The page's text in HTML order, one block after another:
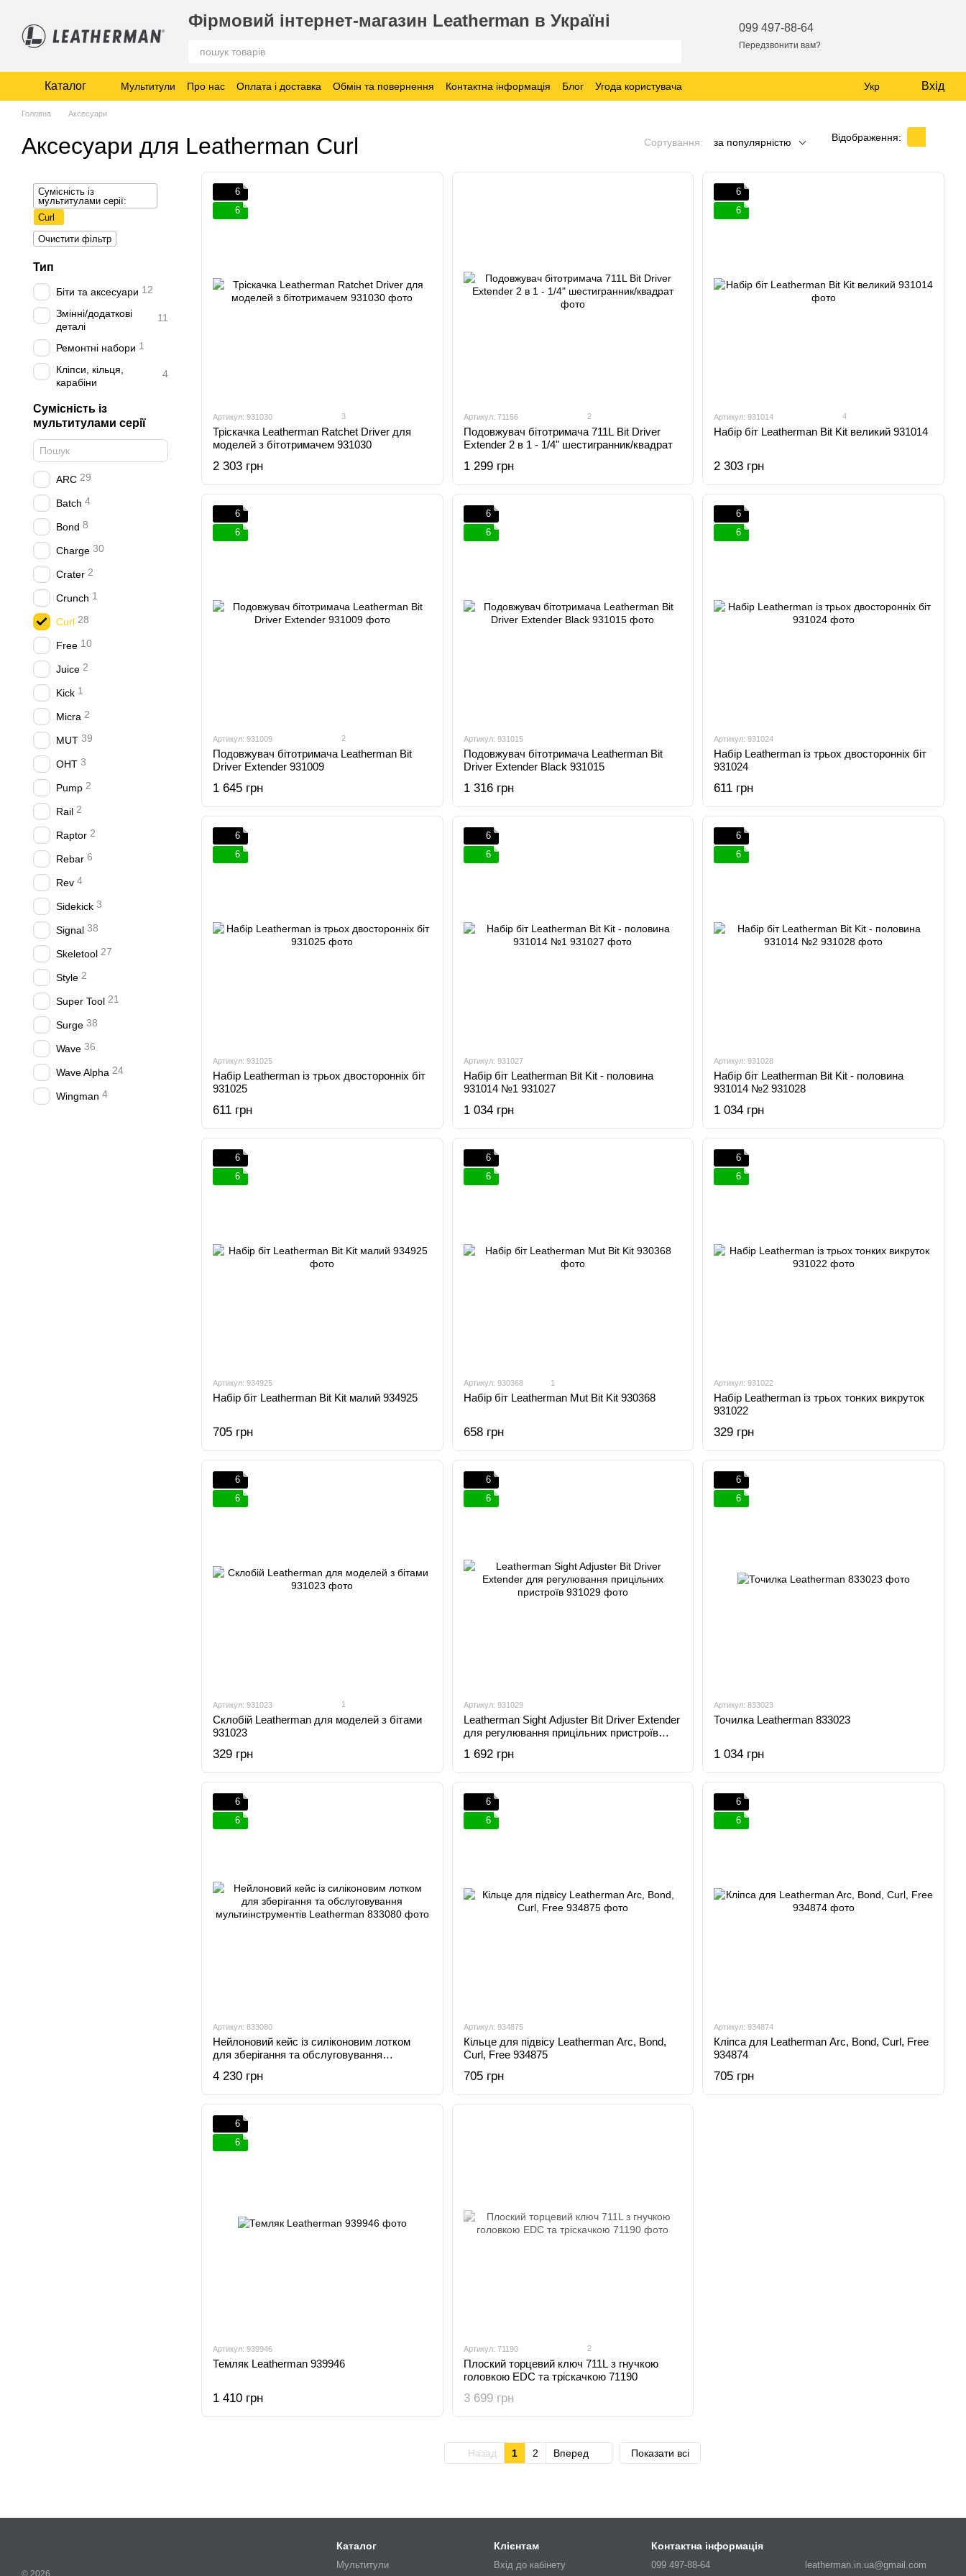
Фірмовий інтернет-магазин Leatherman в Україні 099 497-88-64
Передзвонити вам?
Каталог Мультитули Про нас Оплата і доставка Обмін та повернення Контактна інформація Блог Угода користувача Укр Вхід
Головна Аксесуари
Аксесуари для Leatherman Curl Сортування: за популярністю Відображення:
6
6
Артикул: 931030 3
Тріскачка Leatherman Ratchet Driver для
моделей з бітотримачем 931030
2 303 грн
Артикул: 71156 2
Подовжувач бітотримача 711L Bit Driver
Extender 2 в 1 - 1/4" шестигранник/квадрат
1 299 грн
6
6
Артикул: 931014 4
Набір біт Leatherman Bit Kit великий 931014
2 303 грн
6
6
Артикул: 931009 2
Подовжувач бітотримача Leatherman Bit
Driver Extender 931009
1 645 грн
6
6
Артикул: 931015
Подовжувач бітотримача Leatherman Bit
Driver Extender Black 931015
1 316 грн
6
6
Артикул: 931024
Набір Leatherman із трьох двосторонніх біт
931024
611 грн
6
6
Артикул: 931025
Набір Leatherman із трьох двосторонніх біт
931025
611 грн
6
6
Артикул: 931027
Набір біт Leatherman Bit Kit - половина
931014 №1 931027
1 034 грн
6
6
Артикул: 931028
Набір біт Leatherman Bit Kit - половина
931014 №2 931028
1 034 грн
6
6
Артикул: 934925
Набір біт Leatherman Bit Kit малий 934925
705 грн
6
6
Артикул: 930368 1
Набір біт Leatherman Mut Bit Kit 930368
658 грн
6
6
Артикул: 931022
Набір Leatherman із трьох тонких викруток
931022
329 грн
6
6
Артикул: 931023 1
Склобій Leatherman для моделей з бітами
931023
329 грн
6
6
Артикул: 931029
Leatherman Sight Adjuster Bit Driver Extender
для регулювання прицільних пристроїв
1 692 грн
6
6
Артикул: 833023
Точилка Leatherman 833023
1 034 грн
6
6
Артикул: 833080
Нейлоновий кейс із силіконовим лотком
для зберігання та обслуговування
4 230 грн
6
6
Артикул: 934875
Кільце для підвісу Leatherman Arc, Bond,
Curl, Free 934875
705 грн
6
6
Артикул: 934874
Кліпса для Leatherman Arc, Bond, Curl, Free
934874
705 грн
6
6
Артикул: 939946
Темляк Leatherman 939946
1 410 грн
Артикул: 71190 2
Плоский торцевий ключ 711L з гнучкою
головкою EDC та тріскачкою 71190
3 699 грн
Назад 1 2 Вперед Показати всі
Сумісність із
мультитулами серії:
Curl
Очистити фільтр
Тип
Біти та аксесуари 12
Змінні/додаткові
деталі
11
Ремонтні набори 1
Кліпси, кільця,
карабіни
4
Сумісність із
мультитулами серії
ARC 29
Batch 4
Bond 8
Charge 30
Crater 2
Crunch 1
Curl 28
Free 10
Juice 2
Kick 1
Micra 2
MUT 39
OHT 3
Pump 2
Rail 2
Raptor 2
Rebar 6
Rev 4
Sidekick 3
Signal 38
Skeletool 27
Style 2
Super Tool 21
Surge 38
Wave 36
Wave Alpha 24
Wingman 4
© 2026
Каталог
Мультитули
Клієнтам
Вхід до кабінету
Контактна інформація
099 497-88-64 leatherman.in.ua@gmail.com